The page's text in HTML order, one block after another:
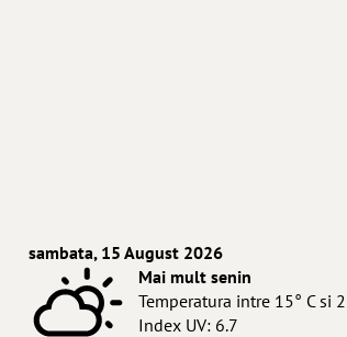
sambata, 15 August 2026
Mai mult senin
Temperatura intre 15° C si
Index UV: 6.7